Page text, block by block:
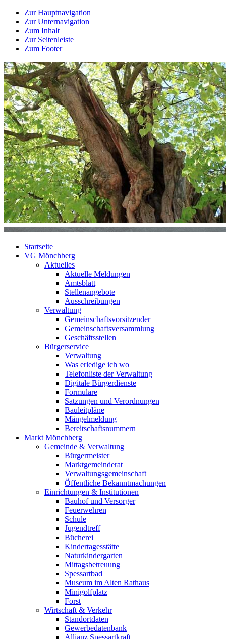
Zur Hauptnavigation
Zur Unternavigation
Zum Inhalt
Zur Seitenleiste
Zum Footer
Startseite
VG Mönchberg
Aktuelles
Aktuelle Meldungen
Amtsblatt
Stellenangebote
Ausschreibungen
Verwaltung
Gemeinschaftsvorsitzender
Gemeinschaftsversammlung
Geschäftsstellen
Bürgerservice
Verwaltung
Was erledige ich wo
Telefonliste der Verwaltung
Digitale Bürgerdienste
Formulare
Satzungen und Verordnungen
Bauleitpläne
Mängelmeldung
Bereitschaftsnummern
Markt Mönchberg
Gemeinde & Verwaltung
Bürgermeister
Marktgemeinderat
Verwaltungsgemeinschaft
Öffentliche Bekanntmachungen
Einrichtungen & Institutionen
Bauhof und Versorger
Feuerwehren
Schule
Jugendtreff
Bücherei
Kindertagesstätte
Naturkindergarten
Mittagsbetreuung
Spessartbad
Museum im Alten Rathaus
Minigolfplatz
Forst
Wirtschaft & Verkehr
Standortdaten
Gewerbedatenbank
Allianz Spessartkraft